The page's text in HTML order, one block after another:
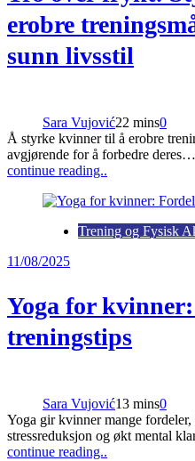
erobre
sunn livsstil
Sara Vujović22 mins0
Å styrke kvinner til å erobre
avgjørende for å forbedre deres…
continue reading..
Trening og Fysisk
11/08/2025
Yoga for
treningstips
Sara Vujović13 mins0
Yoga gir kvinner mange
stressreduksjon og økt mental
continue reading..